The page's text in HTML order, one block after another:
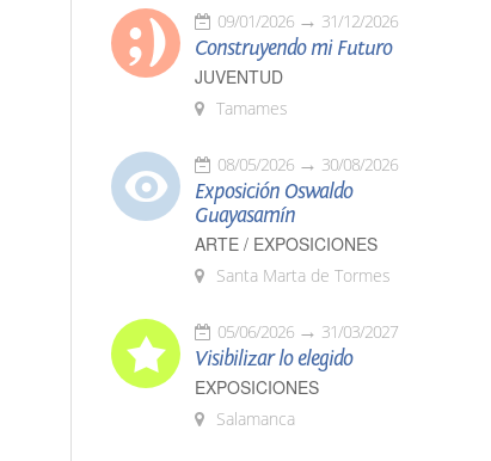
09/01/2026 31/12/2026
Construyendo mi Futuro
JUVENTUD
Tamames
08/05/2026 30/08/2026
Exposición Oswaldo
Guayasamín
ARTE / EXPOSICIONES
Santa Marta de Tormes
05/06/2026 31/03/2027
Visibilizar lo elegido
EXPOSICIONES
Salamanca